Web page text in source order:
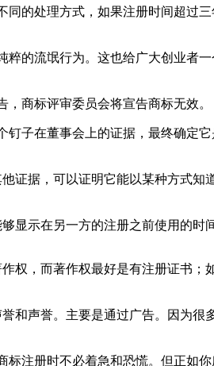
的处理方式，如果注册时间超过
的流氓行为。这也给广大创业者
告，商标评审委员会将宣告商标无
子在董事会上的证据，最终确定
证据，可以证明它能以某种方式
显示在另一方的注册之前使用
权，而著作权最好是有注册证书
和声誉。主要是通过广告。因为
注册时不必着急和恐慌。但正如